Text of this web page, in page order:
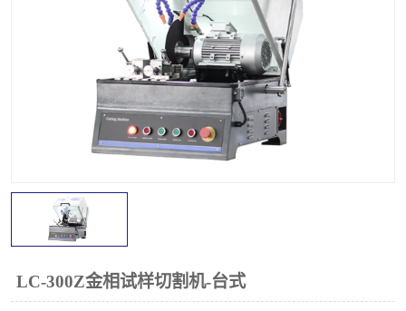
LC-300Z金相试样切割机-台式
布氏硬度计
维氏硬度计
布洛维硬度计 显微硬度计
金相切割机
三坐标夹具
测针 卡尺